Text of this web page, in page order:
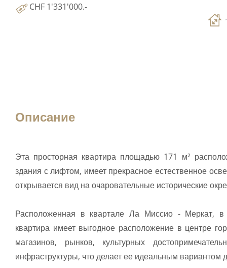
CHF 1'331'000.-
Описание
Эта просторная квартира площадью 171 м²
здания с лифтом, имеет прекрасное естественное
открывается вид на очаровательные исторические
Расположенная в квартале Ла Миссио - Меркат,
квартира имеет выгодное расположение в центре
магазинов, рынков, культурных
инфраструктуры, что делает ее идеальным вариантом